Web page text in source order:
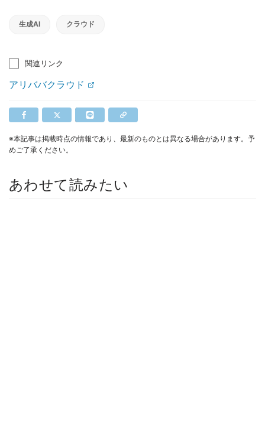
生成AI クラウド
関連リンク
アリババクラウド
※本記事は掲載時点の情報であり、最新のものとは異なる場合があります。予
めご了承ください。
あわせて読みたい